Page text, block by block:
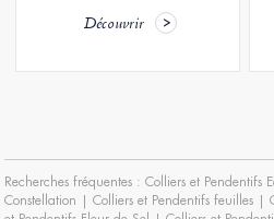
Découvrir
Recherches fréquentes :Colliers et Pendentifs
Constellation |Colliers et Pendentifs feuilles |